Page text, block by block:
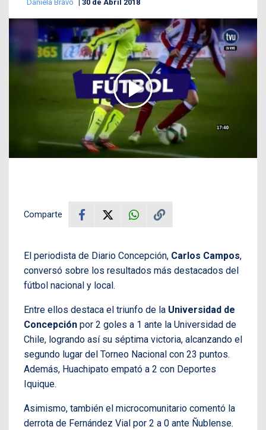
Daniela Bravo 30 de Abril 2018
Comparte
El periodista de Diario Concepción, Carlos Campos,
conversó sobre los resultados más destacados del
fútbol nacional y local.
Entre ellos destaca el triunfo de la Universidad de
Concepción por 2 goles a 1 ante la Universidad de
Chile, logrando así su séptima victoria, alcanzando el
segundo lugar del Torneo Nacional con 23 puntos.
Además, Huachipato empató a 2 con Deportes
Iquique.
Asimismo, también el microcomunitario comentó la
derrota de Fernández Vial por 2 a 0 ante Ñublense.